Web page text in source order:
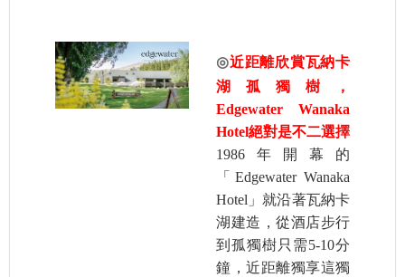
◎近距離欣賞瓦納卡
湖孤獨樹，
Edgewater Wanaka
Hotel絕對是不二選擇
1986年開幕的
「Edgewater Wanaka
Hotel」就沿著瓦納卡
湖建造，從酒店步行
到孤獨樹只需5-10分
鐘，近距離獨享這獨